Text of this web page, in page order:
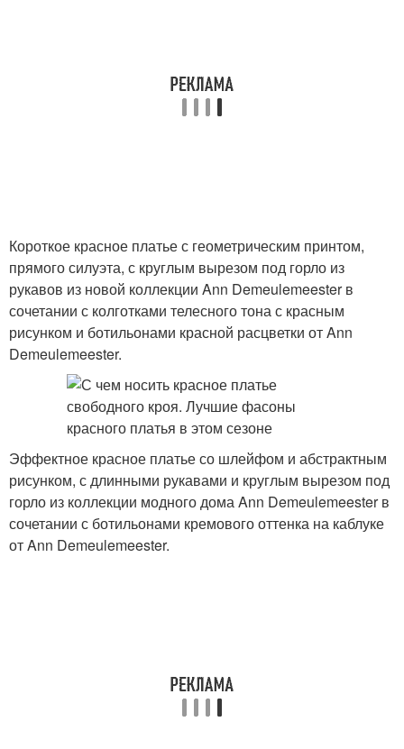
Короткое красное платье с геометрическим принтом,
прямого силуэта, с круглым вырезом под горло из
рукавов из новой коллекции Ann Demeulemeester в
сочетании с колготками телесного тона с красным
рисунком и ботильонами красной расцветки от Ann
Demeulemeester.
Эффектное красное платье со шлейфом и абстрактным
рисунком, с длинными рукавами и круглым вырезом под
горло из коллекции модного дома Ann Demeulemeester в
сочетании с ботильонами кремового оттенка на каблуке
от Ann Demeulemeester.